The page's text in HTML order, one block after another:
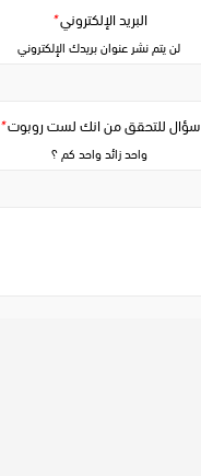
سؤال للتحقق من انك لست روبوت*
واحد زائد واحد كم ؟
البريد الإلكتروني*
لن يتم نشر عنوان بريدك الإلكتروني